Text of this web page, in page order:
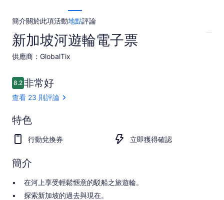
簡介關於此項活動地點評論
新加坡河遊輪電子票
供應商：GlobalTix
評
論
8.28.2 分，滿分 10 分，
非常好
查看 23 則評論
8.2 分，滿分 10 分
非
好
查
看
有
23
特色
行動兌換券 立即獲得確認
簡介
在河上享受輕鬆愜意的駁船之旅遊輪。
探索新加坡的過去與現在。